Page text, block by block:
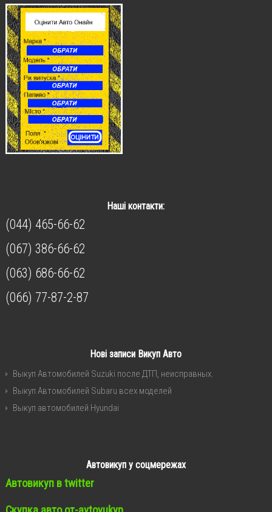
Наші контакти:
(044) 465-66-62
(067) 386-66-62
(063) 686-66-62
(066) 77-87-2-87
Нові записи Викуп Авто
Выкуп Автомобилей Suzuki после ДТП, неисправных.
Выкуп Автомобилей Subaru всех моделей
Выкуп автомобилей Hyundai
Автовикуп у соцмережах
Автовикуп в twitter